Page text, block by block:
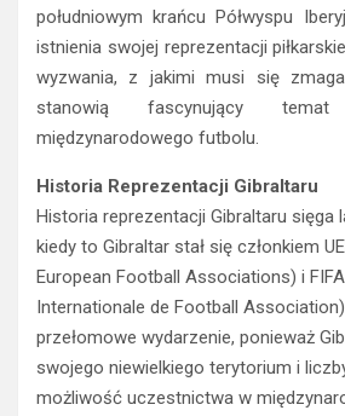
południowym krańcu Półwyspu
istnienia swojej reprezentacji
wyzwania, z jakimi musi się
stanowią fascynujący
międzynarodowego futbolu.
Historia Reprezentacji Gibraltaru
Historia reprezentacji Gibraltaru sięga
kiedy to Gibraltar stał się członkiem
European Football Associations) i
Internationale de Football
przełomowe wydarzenie, ponieważ
swojego niewielkiego terytorium i
możliwość uczestnictwa w